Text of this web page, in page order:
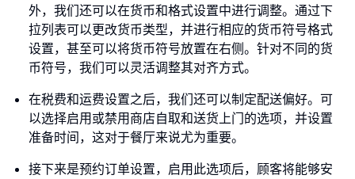
外，我们还可以在货币和格式设置中进行调整。通过下
拉列表可以更改货币类型，并进行相应的货币符号格式
设置，甚至可以将货币符号放置在右侧。针对不同的货
币符号，我们可以灵活调整其对齐方式。
在税费和运费设置之后，我们还可以制定配送偏好。可
以选择启用或禁用商店自取和送货上门的选项，并设置
准备时间，这对于餐厅来说尤为重要。
接下来是预约订单设置，启用此选项后，顾客将能够安